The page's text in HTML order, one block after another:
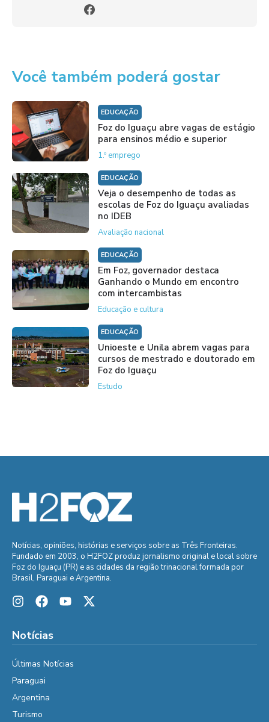
Você também poderá gostar
EDUCAÇÃO
Foz do Iguaçu abre vagas de estágio
para ensinos médio e superior
1.º emprego
EDUCAÇÃO
Veja o desempenho de todas as
escolas de Foz do Iguaçu avaliadas
no IDEB
Avaliação nacional
EDUCAÇÃO
Em Foz, governador destaca
Ganhando o Mundo em encontro
com intercambistas
Educação e cultura
EDUCAÇÃO
Unioeste e Unila abrem vagas para
cursos de mestrado e doutorado em
Foz do Iguaçu
Estudo
Notícias, opiniões, histórias e serviços sobre as Três Fronteiras.
Fundado em 2003, o H2FOZ produz jornalismo original e local sobre
Foz do Iguaçu (PR) e as cidades da região trinacional formada por
Brasil, Paraguai e Argentina.
Notícias
Últimas Notícias
Paraguai
Argentina
Turismo